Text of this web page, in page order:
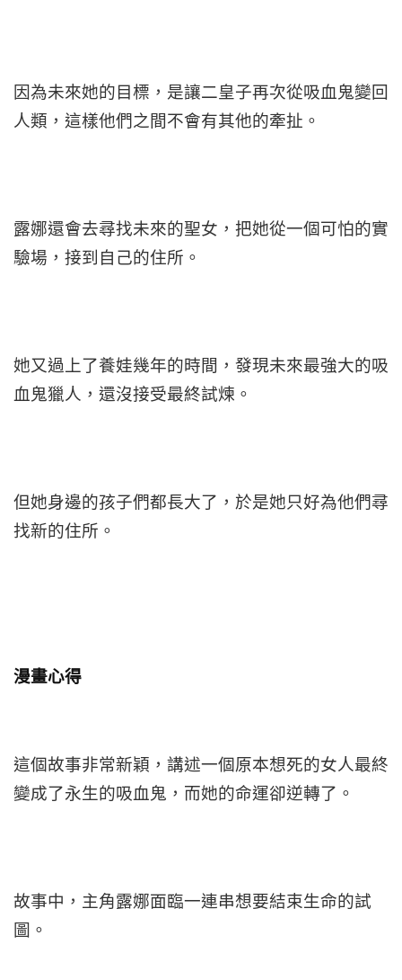
因為未來她的目標，是讓二皇子再次從吸血鬼變回
人類，這樣他們之間不會有其他的牽扯。
露娜還會去尋找未來的聖女，把她從一個可怕的實
驗場，接到自己的住所。
她又過上了養娃幾年的時間，發現未來最強大的吸
血鬼獵人，還沒接受最終試煉。
但她身邊的孩子們都長大了，於是她只好為他們尋
找新的住所。
漫畫心得
這個故事非常新穎，講述一個原本想死的女人最終
變成了永生的吸血鬼，而她的命運卻逆轉了。
故事中，主角露娜面臨一連串想要結束生命的試
圖。